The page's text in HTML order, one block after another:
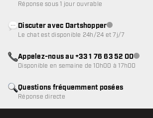
Questions fréquemment posées
Réponse directe
Réponse sous 1 jour ouvrable
Discuter avec DartshopperService client
Le chat est disponible 24h/24 et 7j/7
Appelez-nous au +33 1 76 63 52 00
Disponible en semaine de 10h00 à 17h00